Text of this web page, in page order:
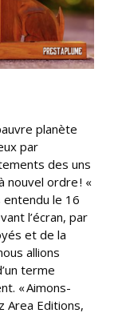
planète
par
des uns
nouvel ordre ! «
entendu le 16
l’écran, par
et de la
allions
terme
« Aimons-
Area Editions,